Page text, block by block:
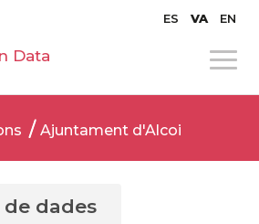
ES VA EN
Data
Ajuntament d'Alcoi
dades